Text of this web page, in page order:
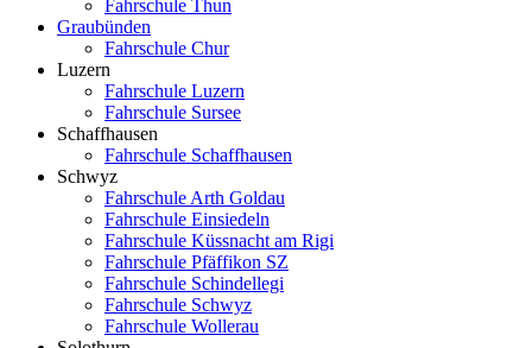
Fahrschule Thun
Graubünden
Fahrschule Chur
Luzern
Fahrschule Luzern
Fahrschule Sursee
Schaffhausen
Fahrschule Schaffhausen
Schwyz
Fahrschule Arth Goldau
Fahrschule Einsiedeln
Fahrschule Küssnacht am Rigi
Fahrschule Pfäffikon SZ
Fahrschule Schindellegi
Fahrschule Schwyz
Fahrschule Wollerau